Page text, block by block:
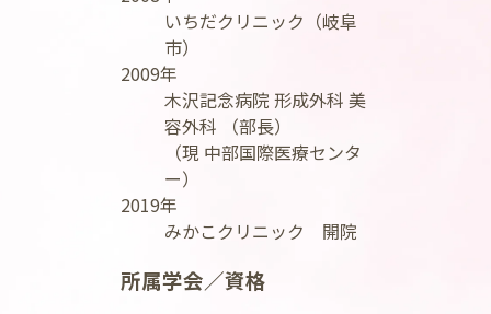
いちだクリニック（岐阜
市）
2009年
木沢記念病院 形成外科 美
容外科 （部長）
（現 中部国際医療センタ
ー）
2019年
みかこクリニック 開院
所属学会／資格